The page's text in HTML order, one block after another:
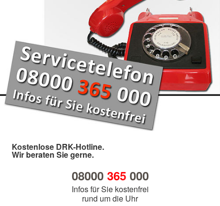
Kostenlose DRK-Hotline.
Wir beraten Sie gerne.
08000 365000
Infos für Sie kostenfrei
rund um die Uhr